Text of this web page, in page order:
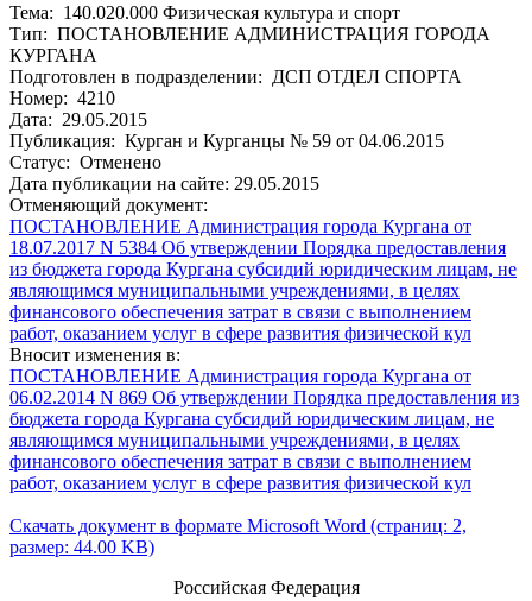
Тема: 140.020.000 Физическая культура и спорт
Тип: ПОСТАНОВЛЕНИЕ АДМИНИСТРАЦИЯ ГОРОДА
КУРГАНА
Подготовлен в подразделении: ДСП ОТДЕЛ СПОРТА
Номер: 4210
Дата: 29.05.2015
Публикация: Курган и Курганцы № 59 от 04.06.2015
Статус: Отменено
Дата публикации на сайте: 29.05.2015
Отменяющий документ:
ПОСТАНОВЛЕНИЕ Администрация города Кургана от
18.07.2017 N 5384 Об утверждении Порядка предоставления
из бюджета города Кургана субсидий юридическим лицам, не
являющимся муниципальными учреждениями, в целях
финансового обеспечения затрат в связи с выполнением
работ, оказанием услуг в сфере развития физической кул
Вносит изменения в:
ПОСТАНОВЛЕНИЕ Администрация города Кургана от
06.02.2014 N 869 Об утверждении Порядка предоставления из
бюджета города Кургана субсидий юридическим лицам, не
являющимся муниципальными учреждениями, в целях
финансового обеспечения затрат в связи с выполнением
работ, оказанием услуг в сфере развития физической кул
Скачать документ в формате Microsoft Word (страниц: 2,
размер: 44.00 KB)
Российская Федерация